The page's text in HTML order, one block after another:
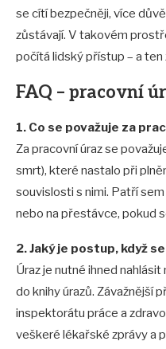
se cítí bezpečněji, více
zůstávají. V takovém
počítá lidský přístup – a ten
FAQ – pracovní
1. Co se považuje za
Za pracovní úraz se
smrt), které nastalo při
souvislosti s nimi. Patří
nebo na přestávce, pokud
2. Jaký je postup, když
Úraz je nutné ihned
do knihy úrazů. Závažnější
inspektorátu práce a
veškeré lékařské zprávy a